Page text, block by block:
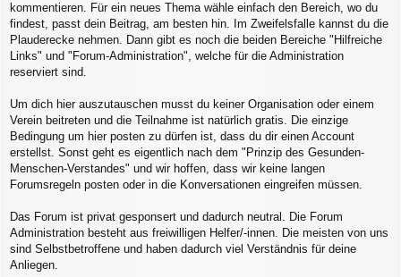
kommentieren. Für ein neues Thema wähle einfach den Bereich, wo du
findest, passt dein Beitrag, am besten hin. Im Zweifelsfalle kannst du die
Plauderecke nehmen. Dann gibt es noch die beiden Bereiche "Hilfreiche
Links" und "Forum-Administration", welche für die Administration
reserviert sind.
Um dich hier auszutauschen musst du keiner Organisation oder einem
Verein beitreten und die Teilnahme ist natürlich gratis. Die einzige
Bedingung um hier posten zu dürfen ist, dass du dir einen Account
erstellst. Sonst geht es eigentlich nach dem "Prinzip des Gesunden-
Menschen-Verstandes" und wir hoffen, dass wir keine langen
Forumsregeln posten oder in die Konversationen eingreifen müssen.
Das Forum ist privat gesponsert und dadurch neutral. Die Forum
Administration besteht aus freiwilligen Helfer/-innen. Die meisten von uns
sind Selbstbetroffene und haben dadurch viel Verständnis für deine
Anliegen.